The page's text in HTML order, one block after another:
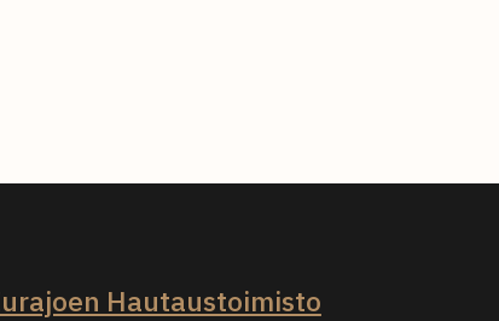
Hautaustoimisto